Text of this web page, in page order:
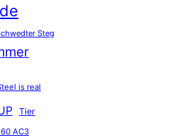
Steg
is real
Tier
AC3